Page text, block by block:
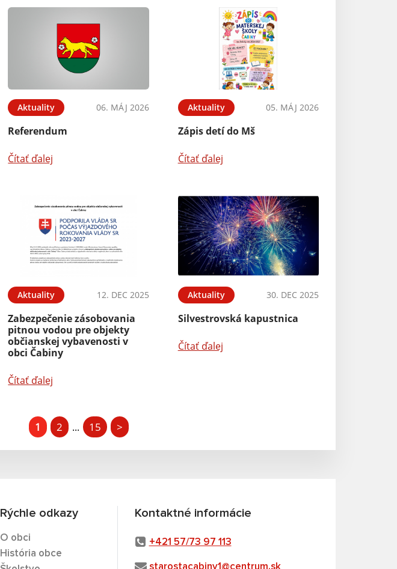
Aktuality 06. MÁJ 2026
Referendum
Čítať ďalej
Aktuality 05. MÁJ 2026
Zápis detí do Mš
Čítať ďalej
Aktuality 12. DEC 2025
Zabezpečenie zásobovania
pitnou vodou pre objekty
občianskej vybavenosti v
obci Čabiny
Čítať ďalej
Aktuality 30. DEC 2025
Silvestrovská kapustnica
Čítať ďalej
1 2 ... 15 >
Rýchle odkazy
O obci
História obce
Kontaktné informácie
+421 57/73 97 113
starostacabiny1@centrum.sk